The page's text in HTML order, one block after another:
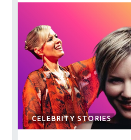
CELEBRITY STORIES